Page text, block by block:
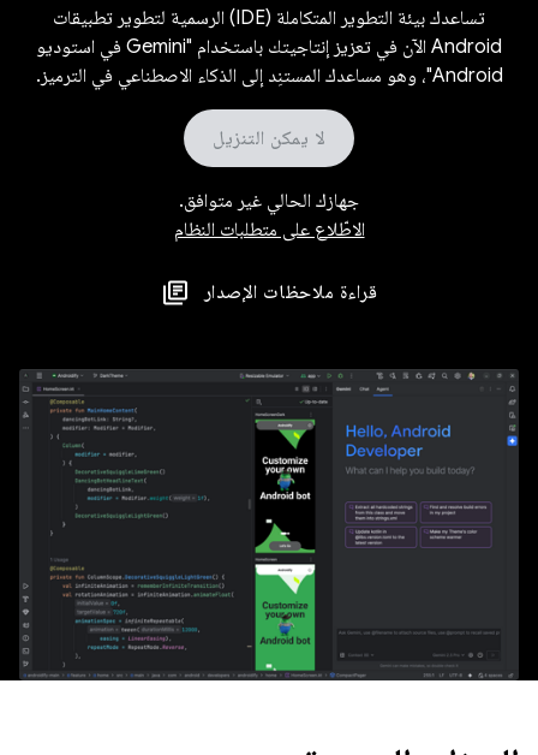
تساعدك بيئة التطوير المتكاملة (IDE) الرسمية لتطوير تطبيقات
Android الآن في تعزيز إنتاجيتك باستخدام "Gemini في استوديو
Android"، وهو مساعدك المستنِد إلى الذكاء الاصطناعي في الترميز.
لا يمكن التنزيل
جهازك الحالي غير متوافق.
الاطّلاع على متطلبات النظام
قراءة ملاحظات الإصدار